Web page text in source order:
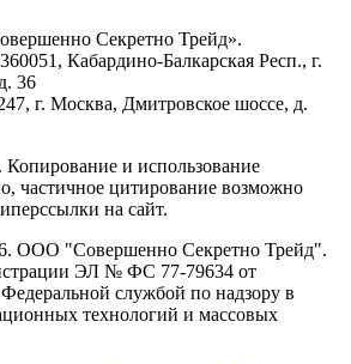
Секретно Трейд».
Кабардино-Балкарская Респ., г.
36
г. Москва, Дмитровское шоссе, д.
и использование
частичное цитирование возможно
на сайт.
ООО "Совершенно Секретно Трейд".
ЭЛ № ФС 77-79634 от
службой по надзору в
технологий и массовых